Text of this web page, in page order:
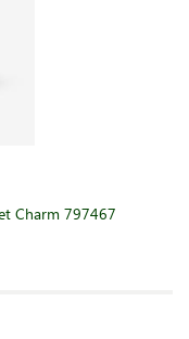
Charm 797467